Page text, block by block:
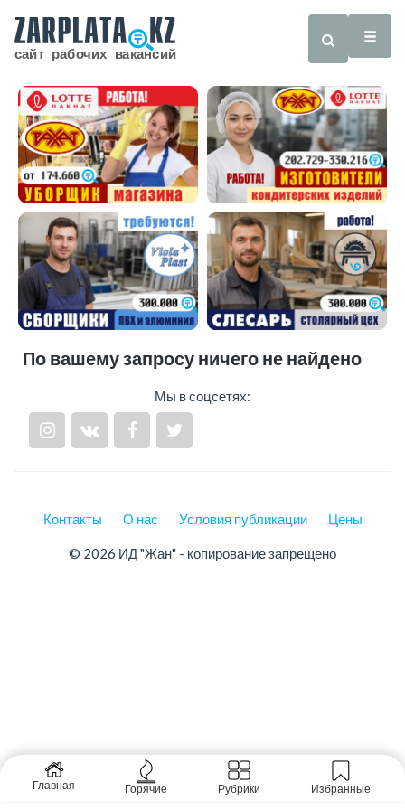
По вашему запросу ничего не найдено
Мы в соцсетях:
Контакты О нас Условия публикации Цены
© 2026 ИД "Жан" - копирование запрещено
Главная Горячие Рубрики Избранные